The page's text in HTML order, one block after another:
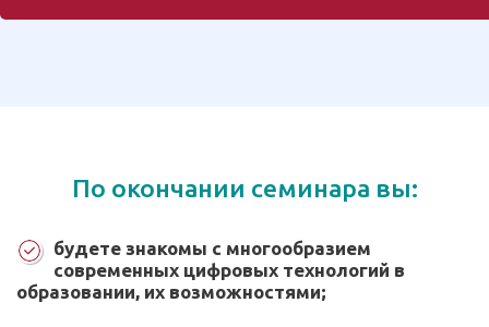
По окончании семинара вы:
будете знакомы с многообразием
современных цифровых технологий в
образовании, их возможностями;